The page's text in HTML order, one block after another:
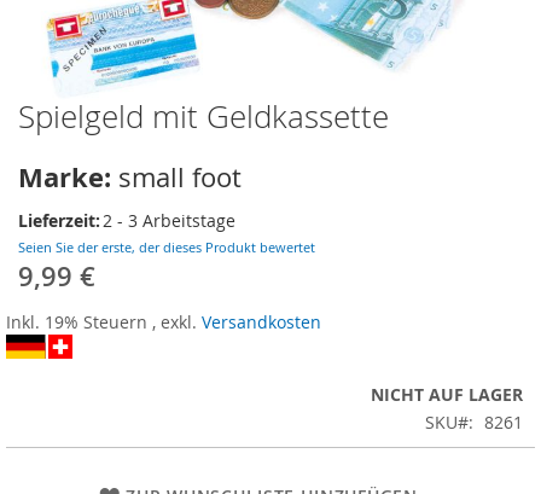
Zum
Anfang
Bildergalerie
Spielgeld mit Geldkassette
Marke: small foot
Lieferzeit:2 - 3 Arbeitstage
Seien Sie der erste, der dieses Produkt bewertet
9,99 €
Inkl. 19% Steuern , exkl. Versandkosten
NICHT AUF LAGER
SKU
8261